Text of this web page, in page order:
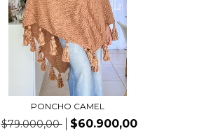
PONCHO CAMEL
$79.000,00 $60.900,00